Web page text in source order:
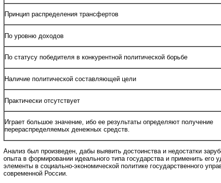
Принцип распределения трансфертов
По уровню доходов
По статусу победителя в конкурентной политической борьбе
Наличие политической составляющей цели
Практически отсутствует
Играет большое значение, ибо ее результаты определяют получение
перераспределяемых денежных средств.
Анализ был произведен, дабы выявить достоинства и недостатки
опыта в формировании идеального типа государства и применить его
элементы в социально-экономической политике государственного
современной России.